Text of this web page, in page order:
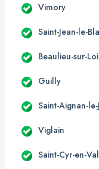
Vimory
Saint-Jean-le-
Beaulieu-sur-
Guilly
Saint-Aignan-
Viglain
Saint-Cyr-en-Val